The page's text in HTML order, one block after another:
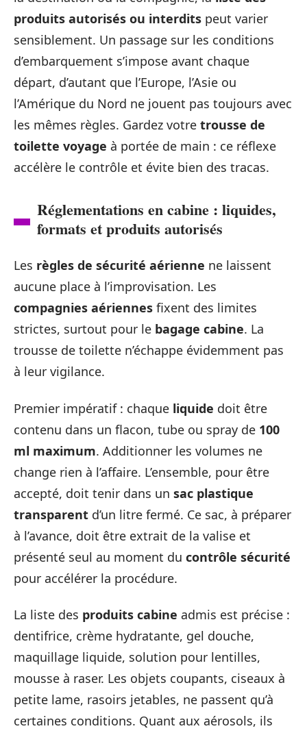
produits autorisés ou interdits peut varier
sensiblement. Un passage sur les conditions
d’embarquement s’impose avant chaque
départ, d’autant que l’Europe, l’Asie ou
l’Amérique du Nord ne jouent pas toujours avec
les mêmes règles. Gardez votre trousse de
toilette voyage à portée de main : ce réflexe
accélère le contrôle et évite bien des tracas.
Réglementations en cabine : liquides,
formats et produits autorisés
Les règles de sécurité aérienne ne laissent
aucune place à l’improvisation. Les
compagnies aériennes fixent des limites
strictes, surtout pour le bagage cabine. La
trousse de toilette n’échappe évidemment pas
à leur vigilance.
Premier impératif : chaque liquide doit être
contenu dans un flacon, tube ou spray de 100
ml maximum. Additionner les volumes ne
change rien à l’affaire. L’ensemble, pour être
accepté, doit tenir dans un sac plastique
transparent d’un litre fermé. Ce sac, à préparer
à l’avance, doit être extrait de la valise et
présenté seul au moment du contrôle sécurité
pour accélérer la procédure.
La liste des produits cabine admis est précise :
dentifrice, crème hydratante, gel douche,
maquillage liquide, solution pour lentilles,
mousse à raser. Les objets coupants, ciseaux à
petite lame, rasoirs jetables, ne passent qu’à
certaines conditions. Quant aux aérosols, ils